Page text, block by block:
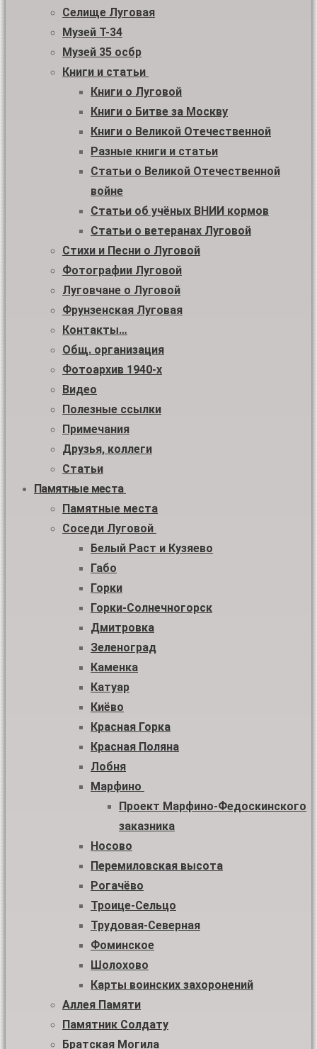
Селище Луговая
Музей Т-34
Музей 35 осбр
Книги и статьи
Книги о Луговой
Книги о Битве за Москву
Книги о Великой Отечественной
Разные книги и статьи
Статьи о Великой Отечественной
войне
Статьи об учёных ВНИИ кормов
Статьи о ветеранах Луговой
Стихи и Песни о Луговой
Фотографии Луговой
Луговчане о Луговой
Фрунзенская Луговая
Контакты…
Общ. организация
Фотоархив 1940-х
Видео
Полезные ссылки
Примечания
Друзья, коллеги
Статьи
Памятные места
Памятные места
Соседи Луговой
Белый Раст и Кузяево
Габо
Горки
Горки-Солнечногорск
Дмитровка
Зеленоград
Каменка
Катуар
Киёво
Красная Горка
Красная Поляна
Лобня
Марфино
Проект Марфино-Федоскинского
заказника
Носово
Перемиловская высота
Рогачёво
Троице-Сельцо
Трудовая-Северная
Фоминское
Шолохово
Карты воинских захоронений
Аллея Памяти
Памятник Солдату
Братская Могила